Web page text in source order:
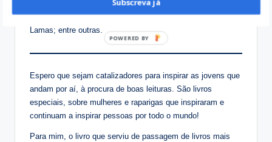
Josefa de Óbidos; Catarina de Bragança; Vieira da Silva;
Catarina Eufémia; Maria de Lourdes Pintasilgo; Maria
Lamas; entre outras.
Espero que sejam catalizadores para inspirar as jovens que
andam por aí, à procura de boas leituras. São livros
especiais, sobre mulheres e raparigas que inspiraram e
continuam a inspirar pessoas por todo o mundo!
Para mim, o livro que serviu de passagem de livros mais
Subscreva já